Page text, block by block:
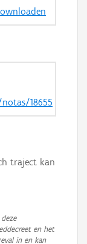
18655
traject kan
en het
in en kan